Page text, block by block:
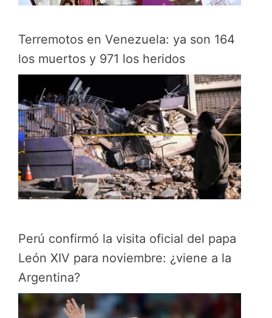
Terremotos en Venezuela: ya son 164
los muertos y 971 los heridos
Perú confirmó la visita oficial del papa
León XIV para noviembre: ¿viene a la
Argentina?